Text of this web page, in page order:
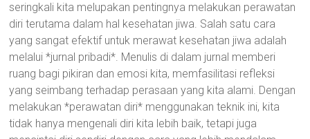
seringkali kita melupakan pentingnya melakukan perawatan
diri terutama dalam hal kesehatan jiwa. Salah satu cara
yang sangat efektif untuk merawat kesehatan jiwa adalah
melalui *jurnal pribadi*. Menulis di dalam jurnal memberi
ruang bagi pikiran dan emosi kita, memfasilitasi refleksi
yang seimbang terhadap perasaan yang kita alami. Dengan
melakukan *perawatan diri* menggunakan teknik ini, kita
tidak hanya mengenali diri kita lebih baik, tetapi juga